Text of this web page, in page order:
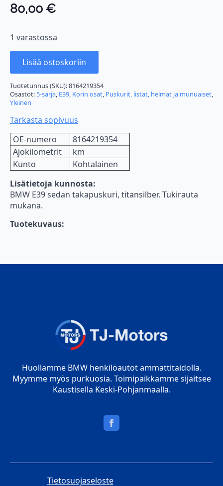
80,00 €
1 varastossa
Lisää ostoskoriin
Tuotetunnus (SKU):8164219354
Osastot: 5-sarja, E39, Korin osat, Puskurit, listat, helmat ja munuaiset,
Yleinen
Tarkasta sopivuus
OE-numero
8164219354
Ajokilometrit
km
Kunto
Kohtalainen
Lisätietoja kunnosta:
BMW E39 sedan takapuskuri, titansilber. Tukirauta
mukana.
Tuotekuvaus:
Huollamme BMW henkilöautot ammattitaidolla.
Myymme myös purkuosia. Toimipaikkamme sijaitsee
Kaustisella Keski-Pohjanmaalla.
Tietosuojaseloste